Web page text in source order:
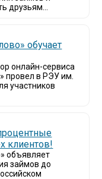
друзьям...
обучает
онлайн-сервиса
провел в РЭУ им.
участников
клиентов!
объявляет
займов до